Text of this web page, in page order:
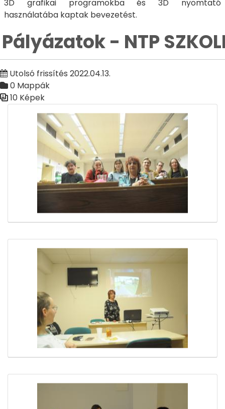
3D grafikai programokba és 3D nyomtató
használatába kaptak bevezetést.
Pályázatok - NTP
Utolsó frissítés 2022.04.13.
0 Mappák
10 Képek